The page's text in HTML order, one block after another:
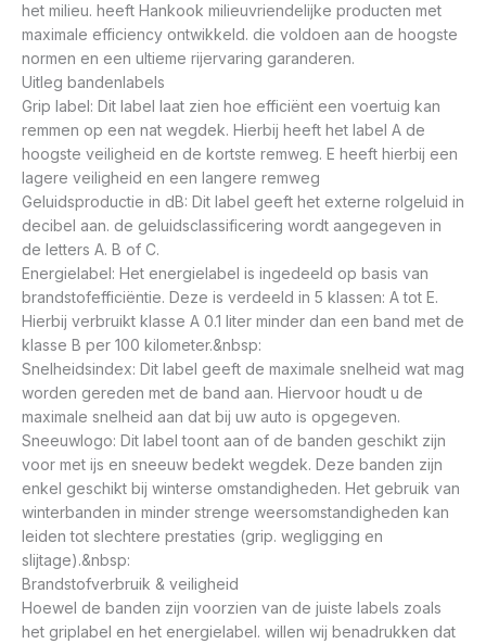
het milieu. heeft Hankook milieuvriendelijke producten met
maximale efficiency ontwikkeld. die voldoen aan de hoogste
normen en een ultieme rijervaring garanderen.
Uitleg bandenlabels
Grip label: Dit label laat zien hoe efficiënt een voertuig kan
remmen op een nat wegdek. Hierbij heeft het label A de
hoogste veiligheid en de kortste remweg. E heeft hierbij een
lagere veiligheid en een langere remweg
Geluidsproductie in dB: Dit label geeft het externe rolgeluid in
decibel aan. de geluidsclassificering wordt aangegeven in
de letters A. B of C.
Energielabel: Het energielabel is ingedeeld op basis van
brandstofefficiëntie. Deze is verdeeld in 5 klassen: A tot E.
Hierbij verbruikt klasse A 0.1 liter minder dan een band met de
klasse B per 100 kilometer.&nbsp:
Snelheidsindex: Dit label geeft de maximale snelheid wat mag
worden gereden met de band aan. Hiervoor houdt u de
maximale snelheid aan dat bij uw auto is opgegeven.
Sneeuwlogo: Dit label toont aan of de banden geschikt zijn
voor met ijs en sneeuw bedekt wegdek. Deze banden zijn
enkel geschikt bij winterse omstandigheden. Het gebruik van
winterbanden in minder strenge weersomstandigheden kan
leiden tot slechtere prestaties (grip. wegligging en
slijtage).&nbsp:
Brandstofverbruik & veiligheid
Hoewel de banden zijn voorzien van de juiste labels zoals
het griplabel en het energielabel. willen wij benadrukken dat